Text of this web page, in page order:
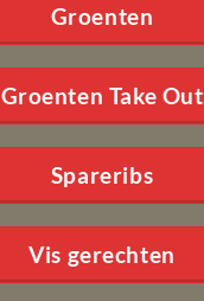
Groenten
Groenten Take Out
Spareribs
Vis gerechten